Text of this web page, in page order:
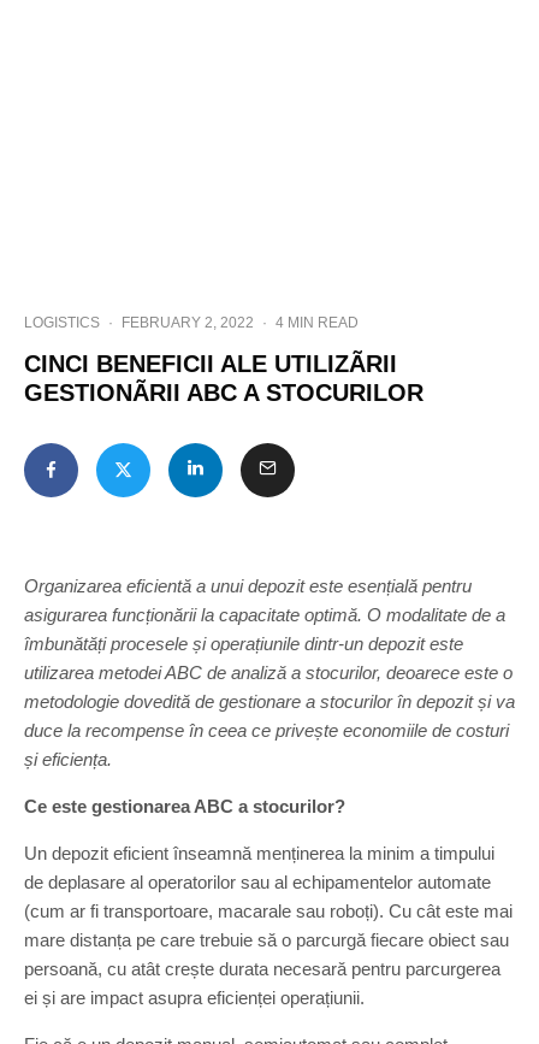
LOGISTICS · FEBRUARY 2, 2022 · 4 MIN READ
CINCI BENEFICII ALE UTILIZÃRII
GESTIONÃRII ABC A STOCURILOR
Organizarea eficientă a unui depozit este esențială pentru
asigurarea funcționării la capacitate optimă. O modalitate de a
îmbunătăți procesele și operațiunile dintr-un depozit este
utilizarea metodei ABC de analiză a stocurilor, deoarece este o
metodologie dovedită de gestionare a stocurilor în depozit și va
duce la recompense în ceea ce privește economiile de costuri
și eficiența.
Ce este gestionarea ABC a stocurilor?
Un depozit eficient înseamnă menținerea la minim a timpului
de deplasare al operatorilor sau al echipamentelor automate
(cum ar fi transportoare, macarale sau roboți). Cu cât este mai
mare distanța pe care trebuie să o parcurgă fiecare obiect sau
persoană, cu atât crește durata necesară pentru parcurgerea
ei și are impact asupra eficienței operațiunii.